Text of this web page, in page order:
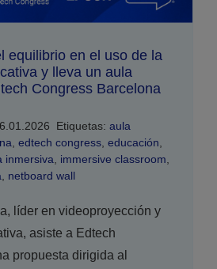
equilibrio en el uso de la
y lleva un aula
Congress Barcelona
Etiquetas: aula
edtech congress, educación
inmersiva immersive classroom
netboard wall
líder en videoproyección y
asiste a Edtech
propuesta dirigida al